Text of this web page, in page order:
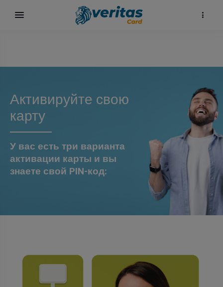
Активируйте свою
карту
У вас есть три варианта
активации карты и вы
знаете свой PIN-код: